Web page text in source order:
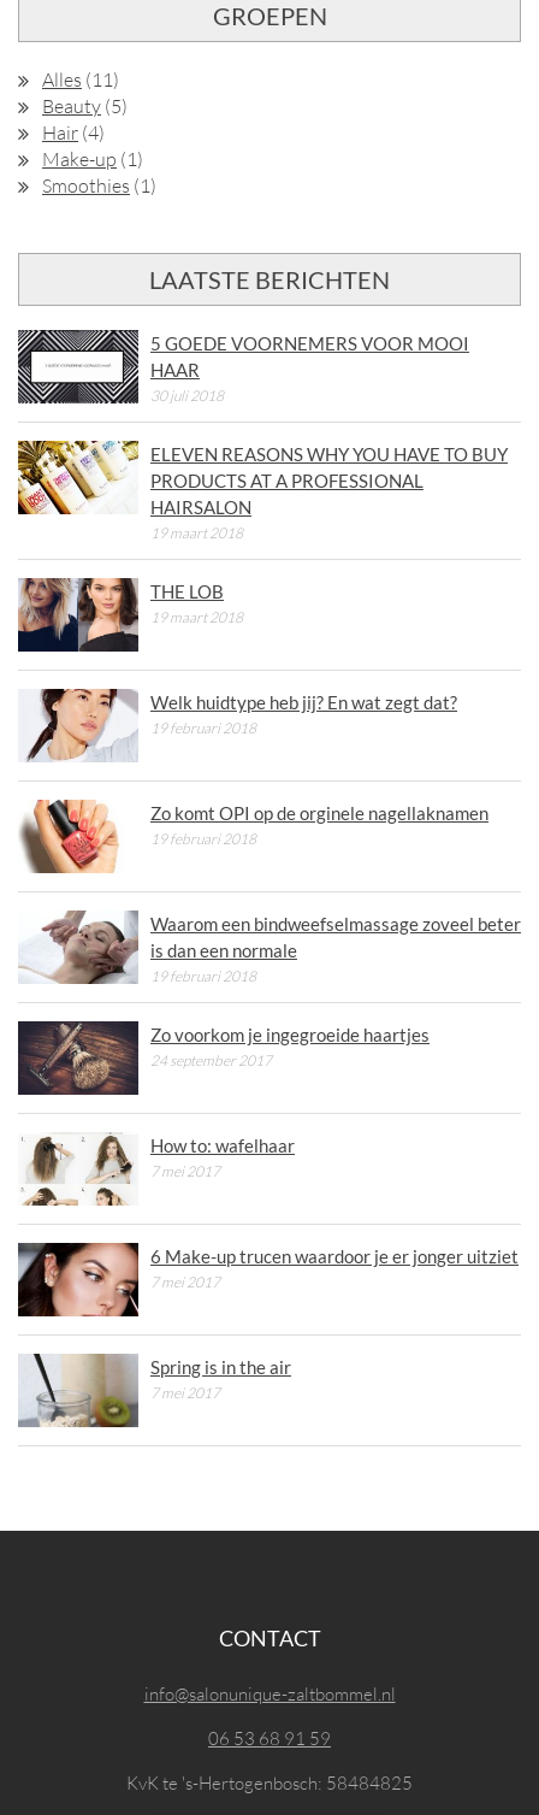
GROEPEN
Alles (11)
Beauty (5)
Hair (4)
Make-up (1)
Smoothies (1)
LAATSTE BERICHTEN
5 GOEDE VOORNEMERS VOOR MOOI
HAAR
30 juli 2018
ELEVEN REASONS WHY YOU HAVE TO BUY
PRODUCTS AT A PROFESSIONAL
HAIRSALON
19 maart 2018
THE LOB
19 maart 2018
Welk huidtype heb jij? En wat zegt dat?
19 februari 2018
Zo komt OPI op de orginele nagellaknamen
19 februari 2018
Waarom een bindweefselmassage zoveel beter
is dan een normale
19 februari 2018
Zo voorkom je ingegroeide haartjes
24 september 2017
How to: wafelhaar
7 mei 2017
6 Make-up trucen waardoor je er jonger uitziet
7 mei 2017
Spring is in the air
7 mei 2017
CONTACT
info@salonunique-zaltbommel.nl
06 53 68 91 59
KvK te 's-Hertogenbosch: 58484825